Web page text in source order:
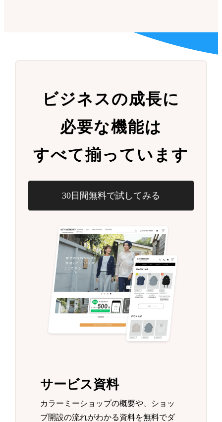
ビジネスの成長に
必要な機能は
すべて揃っています
30日間無料で試してみる
サービス資料
カラーミーショップの概要や、ショッ
プ開設の流れがわかる資料を無料でダ